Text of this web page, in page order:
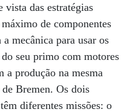
vista das estratégias
de componentes
mecânica para usar os
seu primo com motores
a produção na mesma
Bremen. Os dois
diferentes missões: o